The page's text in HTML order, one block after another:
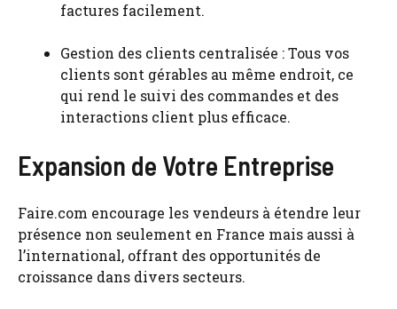
factures facilement.
Gestion des clients centralisée : Tous vos
clients sont gérables au même endroit, ce
qui rend le suivi des commandes et des
interactions client plus efficace.
Expansion de Votre Entreprise
Faire.com encourage les vendeurs à étendre leur
présence non seulement en France mais aussi à
l’international, offrant des opportunités de
croissance dans divers secteurs.